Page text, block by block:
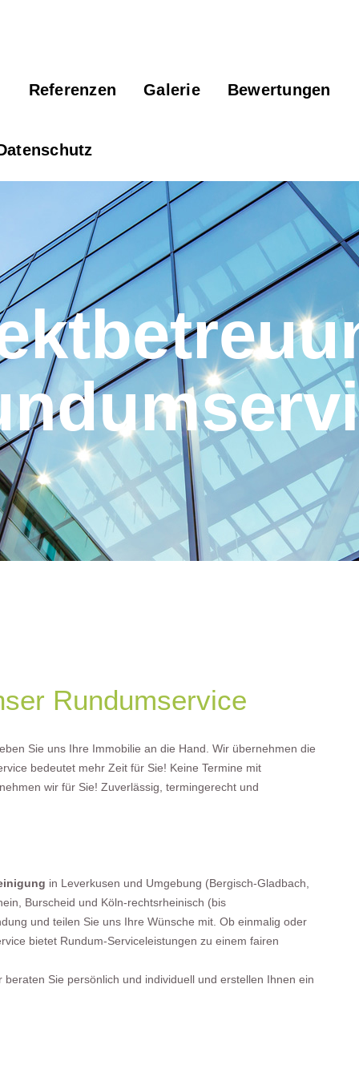
Referenzen Galerie Bewertungen
Rundumservice
Sie uns Ihre Immobilie an die Hand. Wir übernehmen die
bedeutet mehr Zeit für Sie! Keine Termine mit
wir für Sie! Zuverlässig, termingerecht und
in Leverkusen und Umgebung (Bergisch-Gladbach,
Burscheid und Köln-rechtsrheinisch (bis
und teilen Sie uns Ihre Wünsche mit. Ob einmalig oder
bietet Rundum-Serviceleistungen zu einem fairen
Sie persönlich und individuell und erstellen Ihnen ein